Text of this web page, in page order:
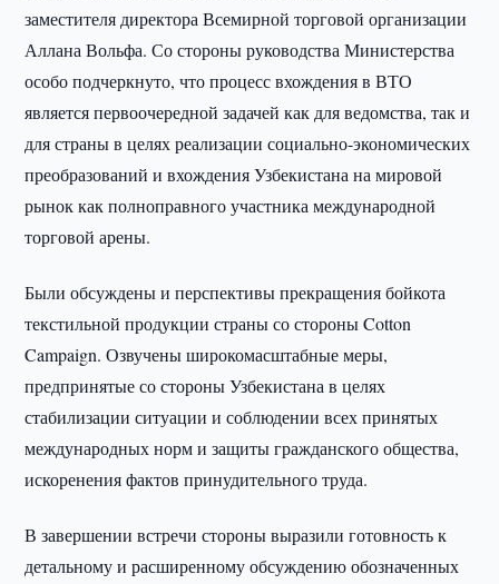
заместителя директора Всемирной торговой организации
Аллана Вольфа. Со стороны руководства Министерства
особо подчеркнуто, что процесс вхождения в ВТО
является первоочередной задачей как для ведомства, так и
для страны в целях реализации социально-экономических
преобразований и вхождения Узбекистана на мировой
рынок как полноправного участника международной
торговой арены.
Были обсуждены и перспективы прекращения бойкота
текстильной продукции страны со стороны Cotton
Campaign. Озвучены широкомасштабные меры,
предпринятые со стороны Узбекистана в целях
стабилизации ситуации и соблюдении всех принятых
международных норм и защиты гражданского общества,
искоренения фактов принудительного труда.
В завершении встречи стороны выразили готовность к
детальному и расширенному обсуждению обозначенных